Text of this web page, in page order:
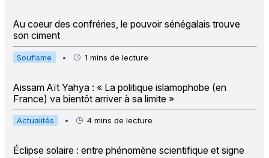
Au coeur des confréries, le pouvoir sénégalais trouve
son ciment
Soufisme • 1 mins de lecture
Aissam Aït Yahya : « La politique islamophobe (en
France) va bientôt arriver à sa limite »
Actualités • 4 mins de lecture
Éclipse solaire : entre phénomène scientifique et signe